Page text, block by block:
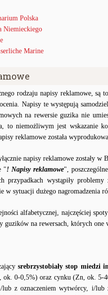
Polska
Niemieckiego
Marine
rodzaju napisy reklamowe, są
Napisy te występują
na rewersie guzika nie
niemożliwym jest wskazanie
reklamowe została
napisy reklamowe zostały
"! Napisy reklamowe",
przypadkach wystąpiły problemy
w sytuacji dużego nagromadzenia
alfabetycznej, najczęściej
na rewersach, których one
srebrzystobiały stop miedzi
0-0,5%) oraz cynku (Zn, ok. 5-
z oznaczeniem wytwórcy, i/lub